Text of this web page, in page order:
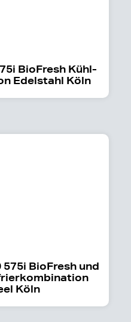
BioFresh Kühl-
Edelstahl Köln
BioFresh und
Köln